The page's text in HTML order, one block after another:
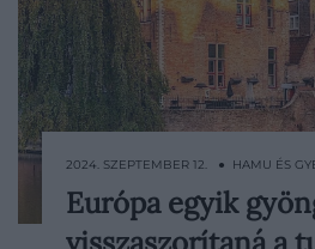
Belgium egyik népszerű
2024. SZEPTEMBER 12. ● HAMU ÉS
Európa egyik